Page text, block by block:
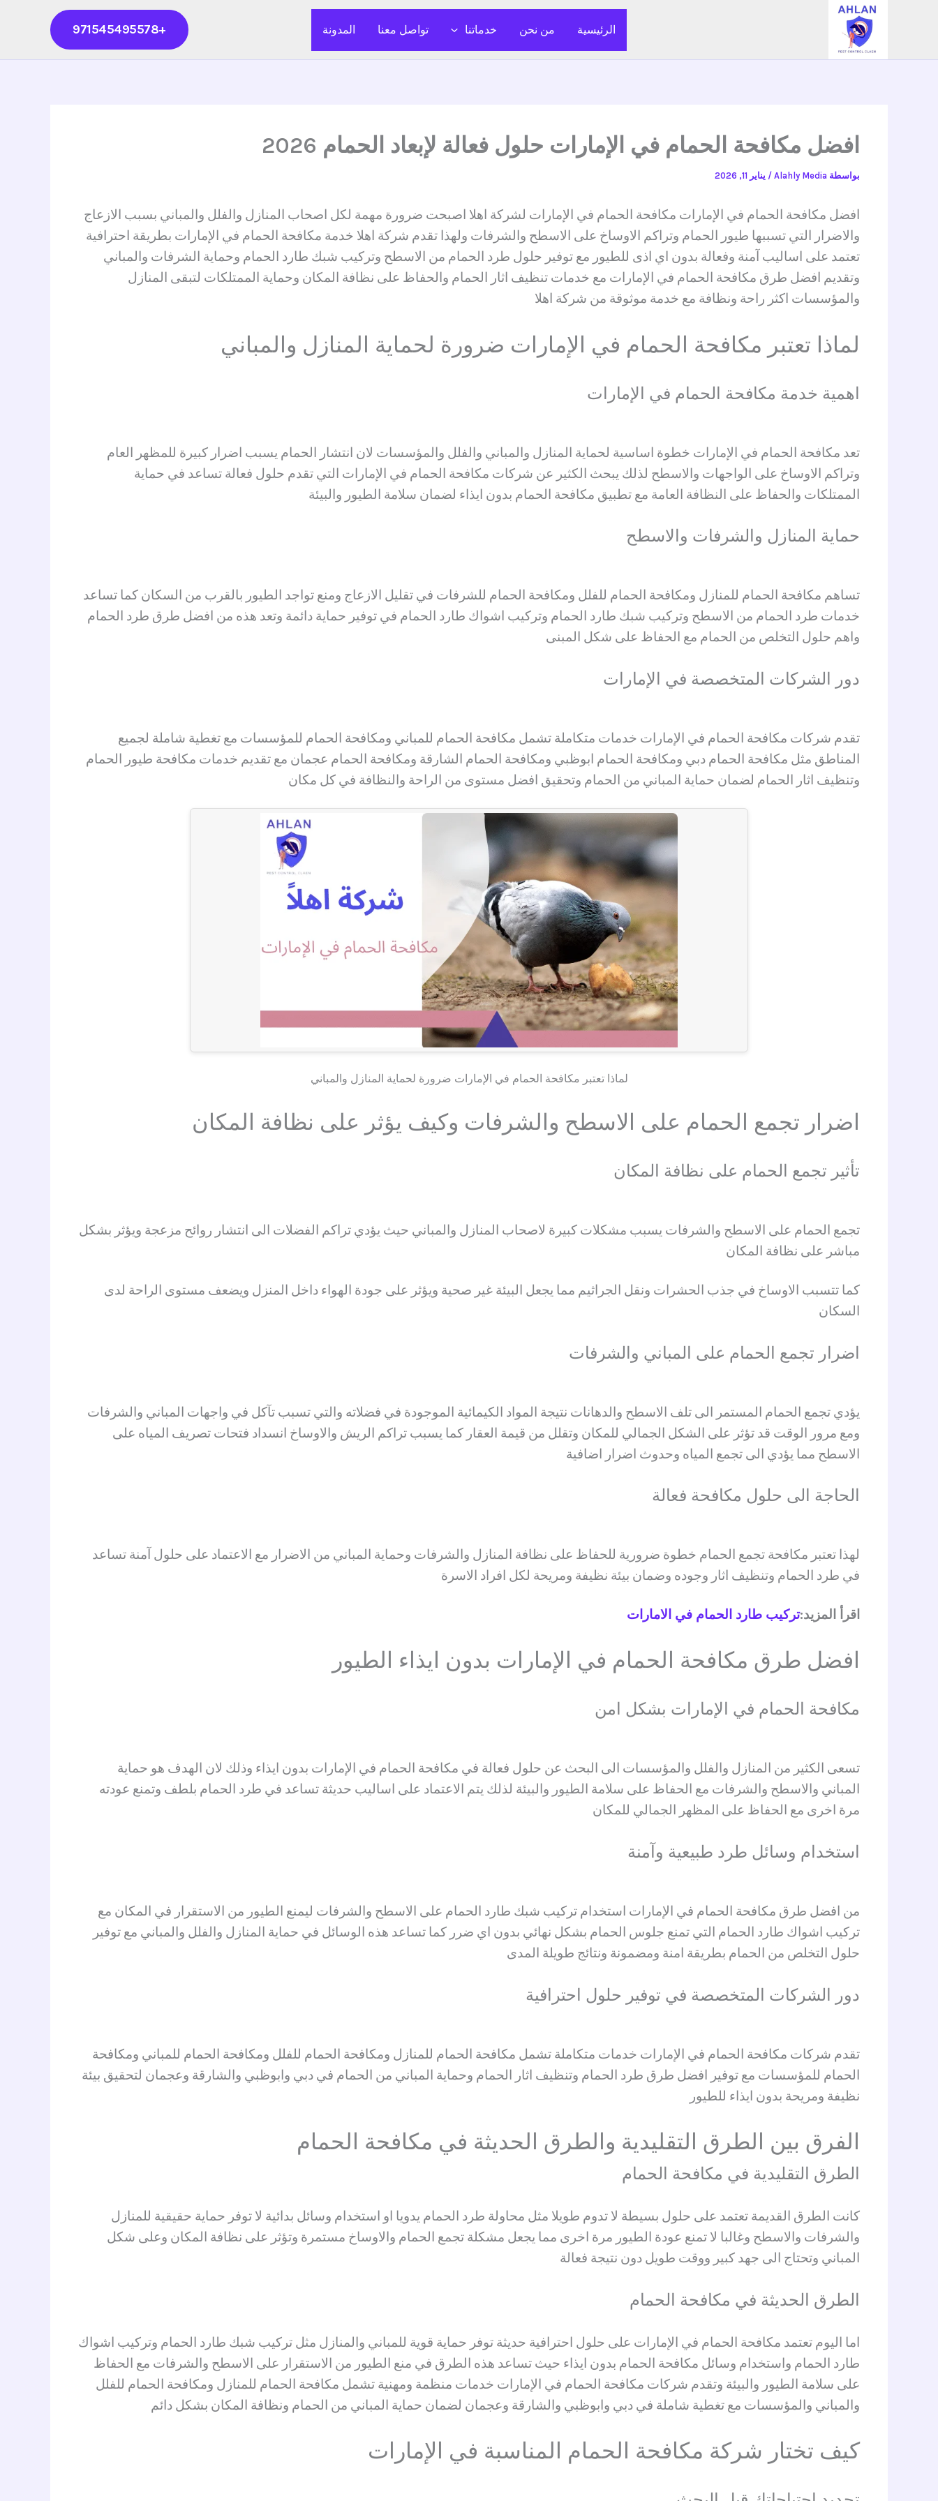
الرئيسية من نحن خدماتنا تواصل معنا المدونة +971545495578
افضل مكافحة الحمام في الإمارات حلول فعالة لإبعاد الحمام 2026
بواسطة Alahly Media
/ يناير 11, 2026
افضل مكافحة الحمام في الإمارات مكافحة الحمام في الإمارات لشركة اهلا اصبحت ضرورة مهمة لكل اصحاب المنازل والفلل والمباني بسبب الازعاج
والاضرار التي تسببها طيور الحمام وتراكم الاوساخ على الاسطح والشرفات ولهذا تقدم شركة اهلا خدمة مكافحة الحمام في الإمارات بطريقة احترافية
تعتمد على اساليب آمنة وفعالة بدون اي اذى للطيور مع توفير حلول طرد الحمام من الاسطح وتركيب شبك طارد الحمام وحماية الشرفات والمباني
وتقديم افضل طرق مكافحة الحمام في الإمارات مع خدمات تنظيف اثار الحمام والحفاظ على نظافة المكان وحماية الممتلكات لتبقى المنازل
والمؤسسات اكثر راحة ونظافة مع خدمة موثوقة من شركة اهلا
لماذا تعتبر مكافحة الحمام في الإمارات ضرورة لحماية المنازل والمباني
اهمية خدمة مكافحة الحمام في الإمارات
تعد مكافحة الحمام في الإمارات خطوة اساسية لحماية المنازل والمباني والفلل والمؤسسات لان انتشار الحمام يسبب اضرار كبيرة للمظهر العام
وتراكم الاوساخ على الواجهات والاسطح لذلك يبحث الكثير عن شركات مكافحة الحمام في الإمارات التي تقدم حلول فعالة تساعد في حماية
الممتلكات والحفاظ على النظافة العامة مع تطبيق مكافحة الحمام بدون ايذاء لضمان سلامة الطيور والبيئة
حماية المنازل والشرفات والاسطح
تساهم مكافحة الحمام للمنازل ومكافحة الحمام للفلل ومكافحة الحمام للشرفات في تقليل الازعاج ومنع تواجد الطيور بالقرب من السكان كما تساعد
خدمات طرد الحمام من الاسطح وتركيب شبك طارد الحمام وتركيب اشواك طارد الحمام في توفير حماية دائمة وتعد هذه من افضل طرق طرد الحمام
واهم حلول التخلص من الحمام مع الحفاظ على شكل المبنى
دور الشركات المتخصصة في الإمارات
تقدم شركات مكافحة الحمام في الإمارات خدمات متكاملة تشمل مكافحة الحمام للمباني ومكافحة الحمام للمؤسسات مع تغطية شاملة لجميع
المناطق مثل مكافحة الحمام دبي ومكافحة الحمام ابوظبي ومكافحة الحمام الشارقة ومكافحة الحمام عجمان مع تقديم خدمات مكافحة طيور الحمام
وتنظيف اثار الحمام لضمان حماية المباني من الحمام وتحقيق افضل مستوى من الراحة والنظافة في كل مكان
لماذا تعتبر مكافحة الحمام في الإمارات ضرورة لحماية المنازل والمباني
اضرار تجمع الحمام على الاسطح والشرفات وكيف يؤثر على نظافة المكان
تأثير تجمع الحمام على نظافة المكان
تجمع الحمام على الاسطح والشرفات يسبب مشكلات كبيرة لاصحاب المنازل والمباني حيث يؤدي تراكم الفضلات الى انتشار روائح مزعجة ويؤثر بشكل
مباشر على نظافة المكان
كما تتسبب الاوساخ في جذب الحشرات ونقل الجراثيم مما يجعل البيئة غير صحية ويؤثر على جودة الهواء داخل المنزل ويضعف مستوى الراحة لدى
السكان
اضرار تجمع الحمام على المباني والشرفات
يؤدي تجمع الحمام المستمر الى تلف الاسطح والدهانات نتيجة المواد الكيمائية الموجودة في فضلاته والتي تسبب تآكل في واجهات المباني والشرفات
ومع مرور الوقت قد تؤثر على الشكل الجمالي للمكان وتقلل من قيمة العقار كما يسبب تراكم الريش والاوساخ انسداد فتحات تصريف المياه على
الاسطح مما يؤدي الى تجمع المياه وحدوث اضرار اضافية
الحاجة الى حلول مكافحة فعالة
لهذا تعتبر مكافحة تجمع الحمام خطوة ضرورية للحفاظ على نظافة المنازل والشرفات وحماية المباني من الاضرار مع الاعتماد على حلول آمنة تساعد
في طرد الحمام وتنظيف اثار وجوده وضمان بيئة نظيفة ومريحة لكل افراد الاسرة
اقرأ المزيد:تركيب طارد الحمام في الامارات
افضل طرق مكافحة الحمام في الإمارات بدون ايذاء الطيور
مكافحة الحمام في الإمارات بشكل امن
تسعى الكثير من المنازل والفلل والمؤسسات الى البحث عن حلول فعالة في مكافحة الحمام في الإمارات بدون ايذاء وذلك لان الهدف هو حماية
المباني والاسطح والشرفات مع الحفاظ على سلامة الطيور والبيئة لذلك يتم الاعتماد على اساليب حديثة تساعد في طرد الحمام بلطف وتمنع عودته
مرة اخرى مع الحفاظ على المظهر الجمالي للمكان
استخدام وسائل طرد طبيعية وآمنة
من افضل طرق مكافحة الحمام في الإمارات استخدام تركيب شبك طارد الحمام على الاسطح والشرفات ليمنع الطيور من الاستقرار في المكان مع
تركيب اشواك طارد الحمام التي تمنع جلوس الحمام بشكل نهائي بدون اي ضرر كما تساعد هذه الوسائل في حماية المنازل والفلل والمباني مع توفير
حلول التخلص من الحمام بطريقة امنة ومضمونة ونتائج طويلة المدى
دور الشركات المتخصصة في توفير حلول احترافية
تقدم شركات مكافحة الحمام في الإمارات خدمات متكاملة تشمل مكافحة الحمام للمنازل ومكافحة الحمام للفلل ومكافحة الحمام للمباني ومكافحة
الحمام للمؤسسات مع توفير افضل طرق طرد الحمام وتنظيف اثار الحمام وحماية المباني من الحمام في دبي وابوظبي والشارقة وعجمان لتحقيق بيئة
نظيفة ومريحة بدون ايذاء للطيور
الفرق بين الطرق التقليدية والطرق الحديثة في مكافحة الحمام
الطرق التقليدية في مكافحة الحمام
كانت الطرق القديمة تعتمد على حلول بسيطة لا تدوم طويلا مثل محاولة طرد الحمام يدويا او استخدام وسائل بدائية لا توفر حماية حقيقية للمنازل
والشرفات والاسطح وغالبا لا تمنع عودة الطيور مرة اخرى مما يجعل مشكلة تجمع الحمام والاوساخ مستمرة وتؤثر على نظافة المكان وعلى شكل
المباني وتحتاج الى جهد كبير ووقت طويل دون نتيجة فعالة
الطرق الحديثة في مكافحة الحمام
اما اليوم تعتمد مكافحة الحمام في الإمارات على حلول احترافية حديثة توفر حماية قوية للمباني والمنازل مثل تركيب شبك طارد الحمام وتركيب اشواك
طارد الحمام واستخدام وسائل مكافحة الحمام بدون ايذاء حيث تساعد هذه الطرق في منع الطيور من الاستقرار على الاسطح والشرفات مع الحفاظ
على سلامة الطيور والبيئة وتقدم شركات مكافحة الحمام في الإمارات خدمات منظمة ومهنية تشمل مكافحة الحمام للمنازل ومكافحة الحمام للفلل
والمباني والمؤسسات مع تغطية شاملة في دبي وابوظبي والشارقة وعجمان لضمان حماية المباني من الحمام ونظافة المكان بشكل دائم
كيف تختار شركة مكافحة الحمام المناسبة في الإمارات